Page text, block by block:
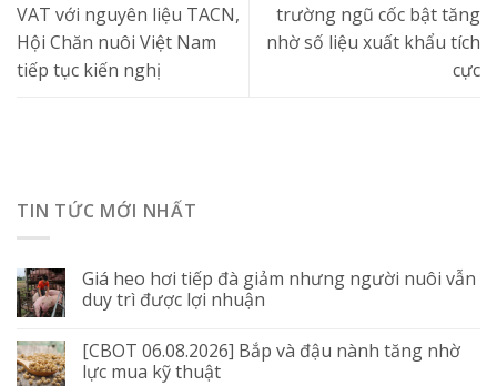
VAT với nguyên liệu TACN,
Hội Chăn nuôi Việt Nam
tiếp tục kiến nghị
trường ngũ cốc bật tăng
nhờ số liệu xuất khẩu tích
cực
TIN TỨC MỚI NHẤT
Giá heo hơi tiếp đà giảm nhưng người nuôi vẫn
duy trì được lợi nhuận
[CBOT 06.08.2026] Bắp và đậu nành tăng nhờ
lực mua kỹ thuật